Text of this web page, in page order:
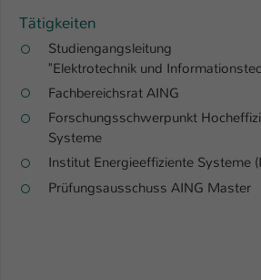
Tätigkeiten
Studiengangsleitung
"Elektrotechnik und
Fachbereichsrat AING
Forschungsschwerpunkt
Systeme
Institut Energieeffiziente Systeme
Prüfungsausschuss AING Master
Anbieter
Laufzeit 1 Tag
Zweck
Dieser Cookie teilt der
ein Besucher im
zu verwalten.